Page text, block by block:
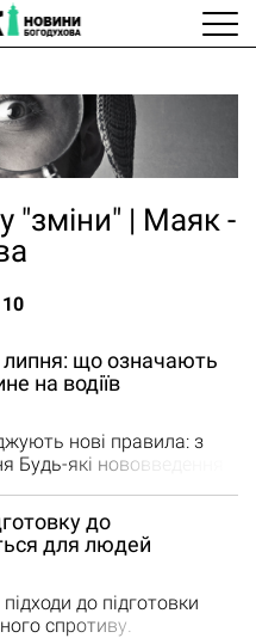
"зміни" | Маяк -
10
липня: що означають
на водіїв
нові правила: з
Будь-які нововведення
зміни на
уже з 1 липня, не
На інформаційних
з'являться
до
для людей
до підготовки
спротиву.